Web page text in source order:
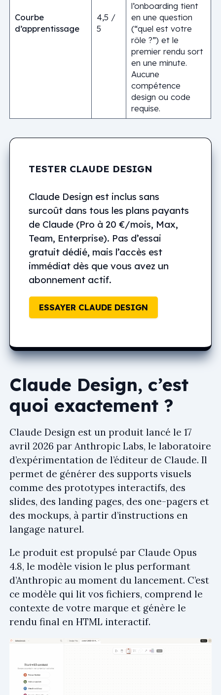
Courbe
d’apprentissage
4,5 /
5
l’onboarding tient
en une question
(“quel est votre
rôle ?”) et le
premier rendu sort
en une minute.
Aucune
compétence
design ou code
requise.
TESTER CLAUDE DESIGN
Claude Design est inclus sans
surcoût dans tous les plans payants
de Claude (Pro à 20 €/mois, Max,
Team, Enterprise). Pas d’essai
gratuit dédié, mais l’accès est
immédiat dès que vous avez un
abonnement actif.
ESSAYER CLAUDE DESIGN
Claude Design, c’est
quoi exactement ?
Claude Design est un produit lancé le 17
avril 2026 par Anthropic Labs, le laboratoire
d’expérimentation de l’éditeur de Claude. Il
permet de générer des supports visuels
comme des prototypes interactifs, des
slides, des landing pages, des one-pagers et
des mockups, à partir d’instructions en
langage naturel.
Le produit est propulsé par Claude Opus
4.8, le modèle vision le plus performant
d’Anthropic au moment du lancement. C’est
ce modèle qui lit vos fichiers, comprend le
contexte de votre marque et génère le
rendu final en HTML interactif.